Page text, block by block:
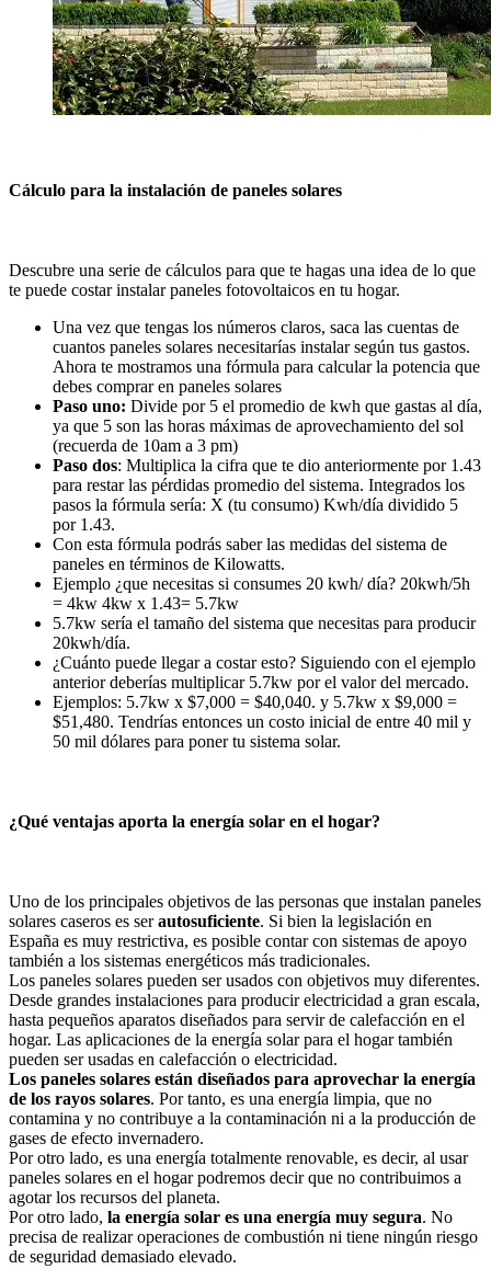
Cálculo para la instalación de paneles solares
Descubre una serie de cálculos para que te hagas una idea de lo que
te puede costar instalar paneles fotovoltaicos en tu hogar.
Una vez que tengas los números claros, saca las cuentas de
cuantos paneles solares necesitarías instalar según tus gastos.
Ahora te mostramos una fórmula para calcular la potencia que
debes comprar en paneles solares
Paso uno: Divide por 5 el promedio de kwh que gastas al día,
ya que 5 son las horas máximas de aprovechamiento del sol
(recuerda de 10am a 3 pm)
Paso dos: Multiplica la cifra que te dio anteriormente por 1.43
para restar las pérdidas promedio del sistema. Integrados los
pasos la fórmula sería: X (tu consumo) Kwh/día dividido 5
por 1.43.
Con esta fórmula podrás saber las medidas del sistema de
paneles en términos de Kilowatts.
Ejemplo ¿que necesitas si consumes 20 kwh/ día? 20kwh/5h
= 4kw 4kw x 1.43= 5.7kw
5.7kw sería el tamaño del sistema que necesitas para producir
20kwh/día.
¿Cuánto puede llegar a costar esto? Siguiendo con el ejemplo
anterior deberías multiplicar 5.7kw por el valor del mercado.
Ejemplos: 5.7kw x $7,000 = $40,040. y 5.7kw x $9,000 =
$51,480. Tendrías entonces un costo inicial de entre 40 mil y
50 mil dólares para poner tu sistema solar.
¿Qué ventajas aporta la energía solar en el hogar?
Uno de los principales objetivos de las personas que instalan paneles
solares caseros es serautosuficiente. Si bien la legislación en
España es muy restrictiva, es posible contar con sistemas de apoyo
también a los sistemas energéticos más tradicionales.
Los paneles solares pueden ser usados con objetivos muy diferentes.
Desde grandes instalaciones para producir electricidad a gran escala,
hasta pequeños aparatos diseñados para servir de calefacción en el
hogar. Las aplicaciones de la energía solar para el hogar también
pueden ser usadas en calefacción o electricidad.
Los paneles solares están diseñados para aprovechar la energía
de los rayos solares. Por tanto, es una energía limpia, que no
contamina y no contribuye a la contaminación ni a la producción de
gases de efecto invernadero.
Por otro lado, es una energía totalmente renovable, es decir, al usar
paneles solares en el hogar podremos decir que no contribuimos a
agotar los recursos del planeta.
Por otro lado, la energía solar es una energía muy segura. No
precisa de realizar operaciones de combustión ni tiene ningún riesgo
de seguridad demasiado elevado.